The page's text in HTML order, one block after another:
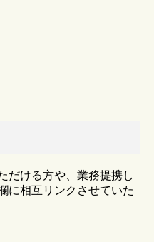
だける方や、業務提携し
に相互リンクさせていた